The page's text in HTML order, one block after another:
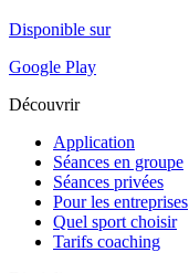
Disponible sur
Google Play
Découvrir
Application
Séances en groupe
Séances privées
Pour les entreprises
Quel sport choisir
Tarifs coaching